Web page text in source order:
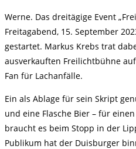
Werne. Das dreitägige Event
Freitagabend, 15. September
gestartet. Markus Krebs trat
ausverkauften Freilichtbühne
Fan für Lachanfälle.
Ein als Ablage für sein Skript
und eine Flasche Bier – für
braucht es beim Stopp in der
Publikum hat der Duisburger